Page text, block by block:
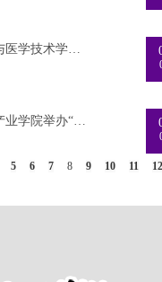
校医院与食品药品与医学技术学院、文化体育与康
网易有道数字媒体产业学院举办“AI时代，我们的
5 6 7 8 9 10 11 12